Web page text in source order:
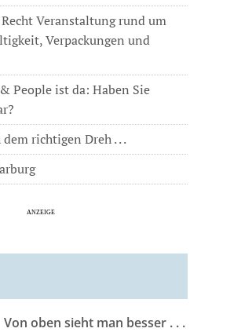
Veranstaltung rund um
Verpackungen und
People ist da: Haben Sie
richtigen Dreh . . .
Von oben sieht man besser . . .